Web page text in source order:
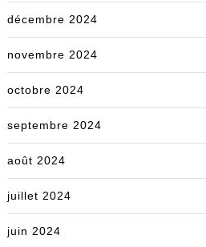
décembre 2024
novembre 2024
octobre 2024
septembre 2024
août 2024
juillet 2024
juin 2024